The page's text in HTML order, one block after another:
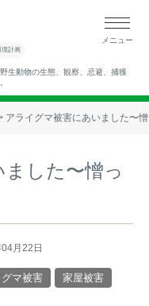
境計画
生動物の生態、観察、忌避、捕獲
メニュー
アライグマ被害にあいました〜
した〜憎っ
月22日
マ被害
家屋被害